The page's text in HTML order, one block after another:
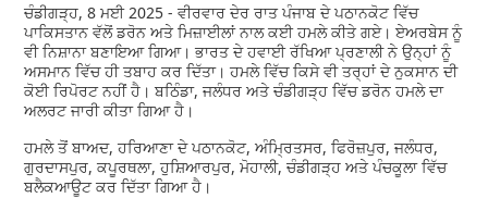
ਚੰਡੀਗੜ੍ਹ, 8 ਮਈ 2025 - ਵੀਰਵਾਰ ਦੇਰ ਰਾਤ ਪੰਜਾਬ ਦੇ ਪਠਾਨਕੋਟ ਵਿੱਚ
ਪਾਕਿਸਤਾਨ ਵੱਲੋਂ ਡਰੋਨ ਅਤੇ ਮਿਜ਼ਾਈਲਾਂ ਨਾਲ ਕਈ ਹਮਲੇ ਕੀਤੇ ਗਏ। ਏਅਰਬੇਸ ਨੂੰ
ਵੀ ਨਿਸ਼ਾਨਾ ਬਣਾਇਆ ਗਿਆ। ਭਾਰਤ ਦੇ ਹਵਾਈ ਰੱਖਿਆ ਪ੍ਰਣਾਲੀ ਨੇ ਉਨ੍ਹਾਂ ਨੂੰ
ਅਸਮਾਨ ਵਿੱਚ ਹੀ ਤਬਾਹ ਕਰ ਦਿੱਤਾ। ਹਮਲੇ ਵਿੱਚ ਕਿਸੇ ਵੀ ਤਰ੍ਹਾਂ ਦੇ ਨੁਕਸਾਨ ਦੀ
ਕੋਈ ਰਿਪੋਰਟ ਨਹੀਂ ਹੈ। ਬਠਿੰਡਾ, ਜਲੰਧਰ ਅਤੇ ਚੰਡੀਗੜ੍ਹ ਵਿੱਚ ਡਰੋਨ ਹਮਲੇ ਦਾ
ਅਲਰਟ ਜਾਰੀ ਕੀਤਾ ਗਿਆ ਹੈ।
ਹਮਲੇ ਤੋਂ ਬਾਅਦ, ਹਰਿਆਣਾ ਦੇ ਪਠਾਨਕੋਟ, ਅੰਮ੍ਰਿਤਸਰ, ਫਿਰੋਜ਼ਪੁਰ, ਜਲੰਧਰ,
ਗੁਰਦਾਸਪੁਰ, ਕਪੂਰਥਲਾ, ਹੁਸ਼ਿਆਰਪੁਰ, ਮੋਹਾਲੀ, ਚੰਡੀਗੜ੍ਹ ਅਤੇ ਪੰਚਕੂਲਾ ਵਿੱਚ
ਬਲੈਕਆਊਟ ਕਰ ਦਿੱਤਾ ਗਿਆ ਹੈ।